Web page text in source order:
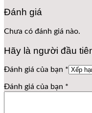
Đánh giá
Chưa có đánh giá nào.
Hãy là người đầu
Đánh giá của bạn *
Đánh giá của bạn *